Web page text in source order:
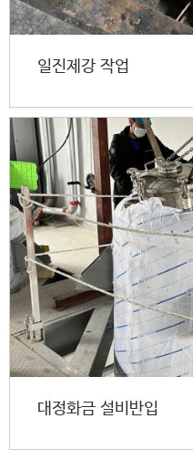
일진제강 작업
대정화금 설비반입